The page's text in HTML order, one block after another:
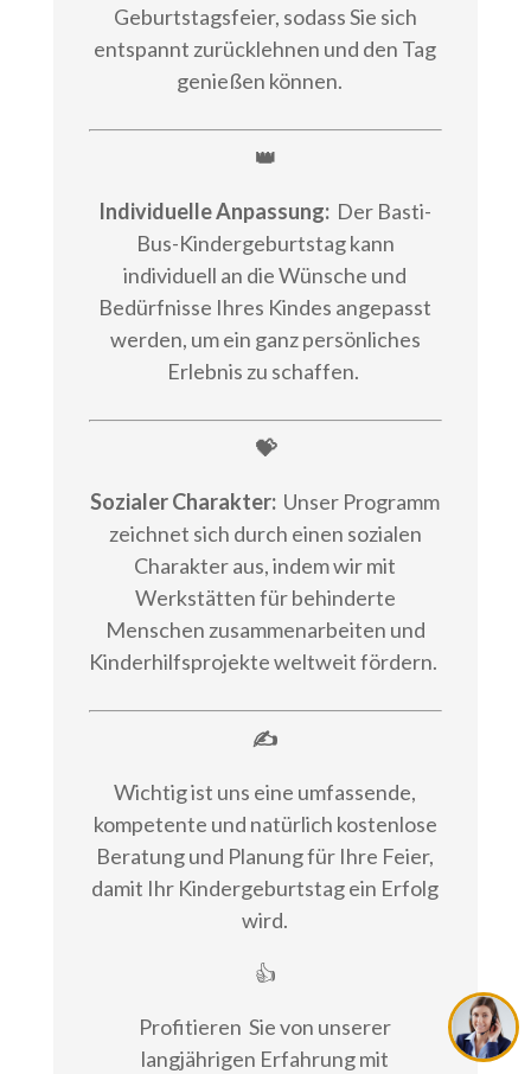
Geburtstagsfeier, sodass Sie sich
entspannt zurücklehnen und den Tag
genießen können.
👑
Individuelle Anpassung: Der Basti-
Bus-Kindergeburtstag kann
individuell an die Wünsche und
Bedürfnisse Ihres Kindes angepasst
werden, um ein ganz persönliches
Erlebnis zu schaffen.
💝
Sozialer Charakter: Unser Programm
zeichnet sich durch einen sozialen
Charakter aus, indem wir mit
Werkstätten für behinderte
Menschen zusammenarbeiten und
Kinderhilfsprojekte weltweit fördern.
✍
Wichtig ist uns eine umfassende,
kompetente und natürlich kostenlose
Beratung und Planung für Ihre Feier,
damit Ihr Kindergeburtstag ein Erfolg
wird.
👍
Profitieren Sie von unserer
langjährigen Erfahrung mit